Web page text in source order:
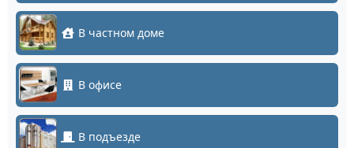
В частном доме
В офисе
В подъезде